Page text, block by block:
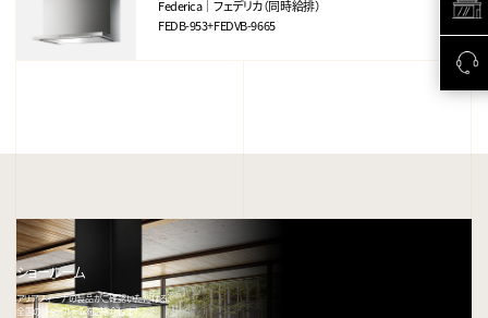
Federica｜フェデリカ（同時給排）
FEDB-953+FEDVB-9665
ショールーム
アリアフィーナの製品がご確認いただける、
全国のショールームをご紹介します。